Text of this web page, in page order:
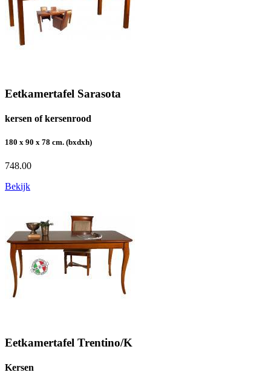
Eetkamertafel Sarasota
kersen of kersenrood
180 x 90 x 78 cm. (bxdxh)
748.00
Bekijk
Eetkamertafel Trentino/K
Kersen